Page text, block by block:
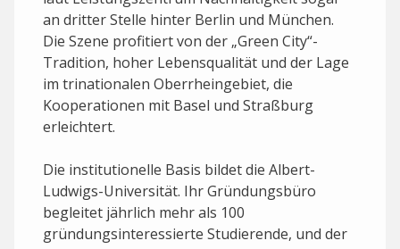
an dritter Stelle hinter Berlin und München.
Die Szene profitiert von der „Green City“-
Tradition, hoher Lebensqualität und der Lage
im trinationalen Oberrheingebiet, die
Kooperationen mit Basel und Straßburg
erleichtert.
Die institutionelle Basis bildet die Albert-
Ludwigs-Universität. Ihr Gründungsbüro
begleitet jährlich mehr als 100
gründungsinteressierte Studierende, und der